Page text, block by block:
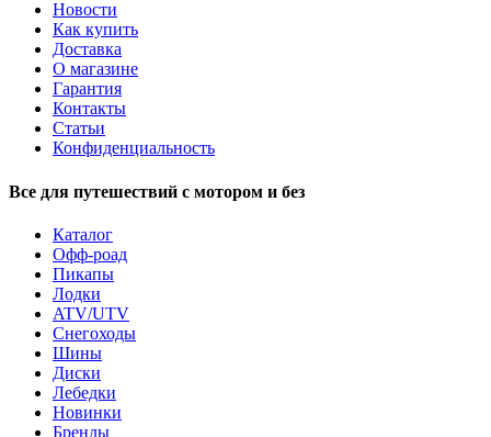
Новости
Как купить
Доставка
О магазине
Гарантия
Контакты
Статьи
Конфиденциальность
Все для путешествий с мотором и без
Каталог
Офф-роад
Пикапы
Лодки
ATV/UTV
Снегоходы
Шины
Диски
Лебедки
Новинки
Бренды